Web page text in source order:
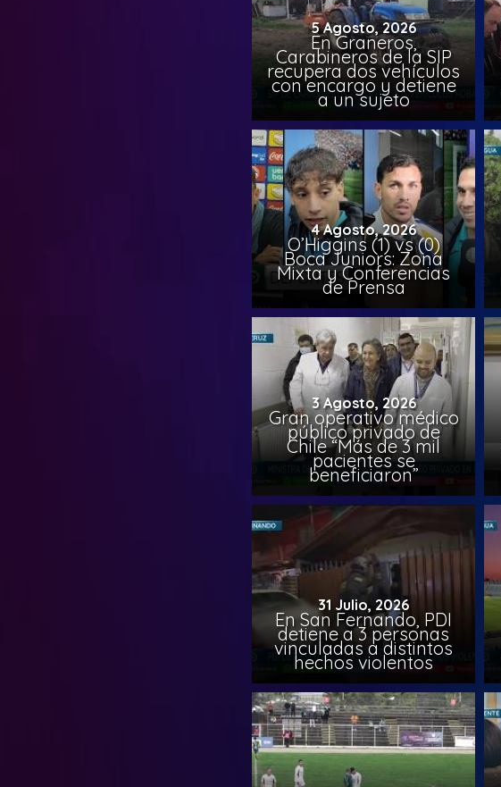
5 Agosto, 2026
En Graneros,
Carabineros de la SIP
recupera dos vehículos
con encargo y detiene
a un sujeto
4 Agosto, 2026
O’Higgins (1) vs (0)
Boca Juniors: Zona
Mixta y Conferencias
de Prensa
3 Agosto, 2026
Gran operativo médico
público privado de
Chile “Más de 3 mil
pacientes se
beneficiaron”
31 Julio, 2026
En San Fernando, PDI
detiene a 3 personas
vinculadas a distintos
hechos violentos